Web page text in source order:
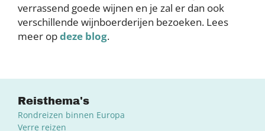
verrassend goede wijnen en je zal er dan ook
verschillende wijnboerderijen bezoeken. Lees
meer opdeze blog.
Reisthema's
Rondreizen binnen Europa
Verre reizen